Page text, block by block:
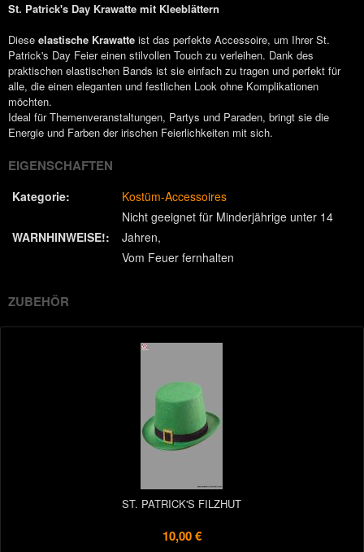
St. Patrick's Day Krawatte mit Kleeblättern
Diese elastische Krawatte ist das perfekte Accessoire, um Ihrer St.
Patrick's Day Feier einen stilvollen Touch zu verleihen. Dank des
praktischen elastischen Bands ist sie einfach zu tragen und perfekt für
alle, die einen eleganten und festlichen Look ohne Komplikationen
möchten.
Ideal für Themenveranstaltungen, Partys und Paraden, bringt sie die
Energie und Farben der irischen Feierlichkeiten mit sich.
EIGENSCHAFTEN
Kategorie: Kostüm-Accessoires
WARNHINWEISE!:
Nicht geeignet für Minderjährige unter 14
Jahren
Vom Feuer fernhalten
ZUBEHÖR
ST. PATRICK'S FILZHUT
10,00 €